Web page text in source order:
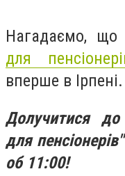
Нагадаємо, що
для
вперше в Ірпені.
Долучитися до
для
об 11:00!